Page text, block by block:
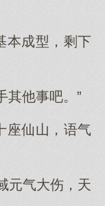
本成型，剩下
其他事吧。”
座仙山，语气
元气大伤，天